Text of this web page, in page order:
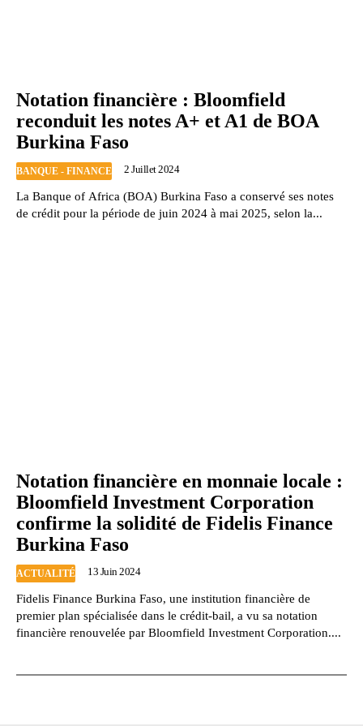
Notation financière : Bloomfield
reconduit les notes A+ et A1 de BOA
Burkina Faso
BANQUE - FINANCE 2 Juillet 2024
La Banque of Africa (BOA) Burkina Faso a conservé ses notes
de crédit pour la période de juin 2024 à mai 2025, selon la...
Notation financière en monnaie locale :
Bloomfield Investment Corporation
confirme la solidité de Fidelis Finance
Burkina Faso
ACTUALITÉ 13 Juin 2024
Fidelis Finance Burkina Faso, une institution financière de
premier plan spécialisée dans le crédit-bail, a vu sa notation
financière renouvelée par Bloomfield Investment Corporation....